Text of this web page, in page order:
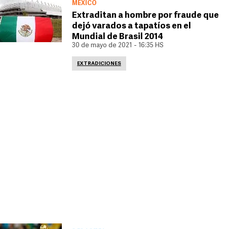
MÉXICO
Extraditan a hombre por fraude que
dejó varados a tapatíos en el
Mundial de Brasil 2014
30 de mayo de 2021 - 16:35 HS
EXTRADICIONES